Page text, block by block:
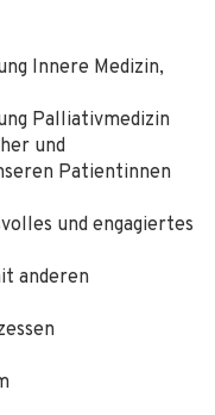
Innere Medizin,
Palliativmedizin
und
Patientinnen
und engagiertes
anderen